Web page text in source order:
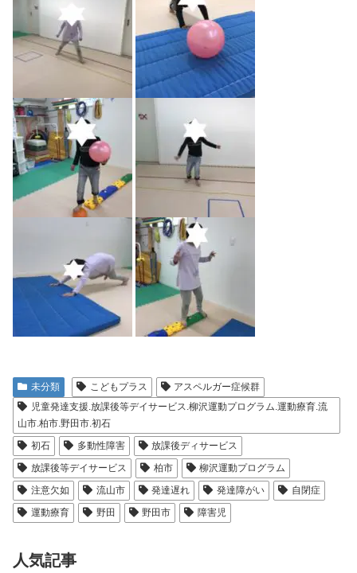
未分類 こどもプラス
アスペルガー症候群
児童発達支援.放課後等デイサービス.柳沢運動プログラム.運動療育.流
山市.柏市.野田市.初石
初石
多動性障害
放課後ディサービス
放課後等デイサービス
柏市
柳沢運動プログラム
注意欠如
流山市 発達遅れ 発達障がい
自閉症
運動療育
野田 野田市 障害児
人気記事